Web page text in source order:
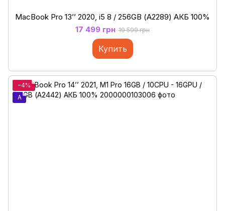
MacBook Pro 13’’ 2020, i5 8 / 256GB (А2289) АКБ 100%
17 499 грн 19 599 грн
Купить
−4%
A